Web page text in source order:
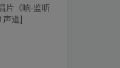
片《响·监听
声道]